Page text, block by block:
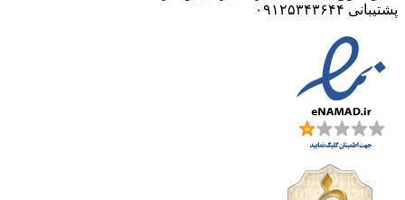
پشتیبانی ۰۹۱۲۵۳۴۳۶۴۴